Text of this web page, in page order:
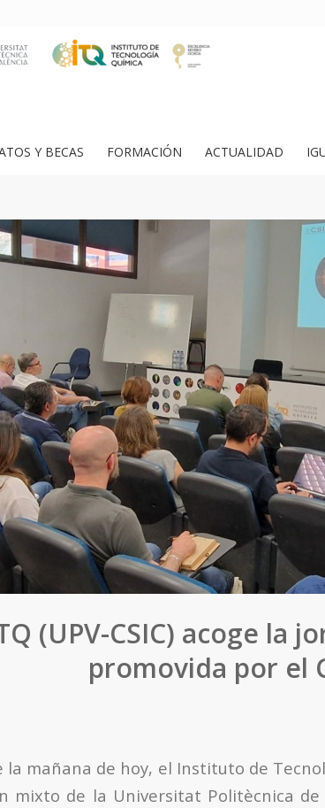
Y BECAS FORMACIÓN ACTUALIDAD
(UPV-CSIC) acoge la
promovida por el
la mañana de hoy, el Instituto de
mixto de la Universitat Politècnica de